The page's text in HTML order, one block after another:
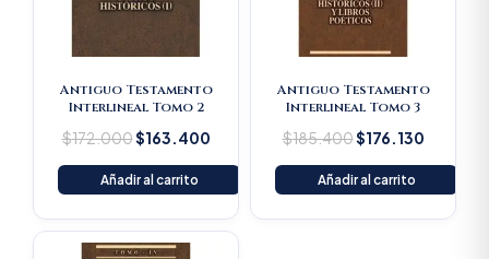
Antiguo Testamento
Interlineal Tomo 2
$172.000$163.400
Añadir al carrito
Antiguo Testamento
Interlineal Tomo 3
$185.400$176.130
Añadir al carrito
Original
Current